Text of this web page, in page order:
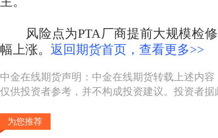
风险点为PTA厂商提前大规模检修
幅上涨。 返回期货首页，查看更多>>
中金在线期货声明：中金在线期货转载上述内
仅供投资者参考，并不构成投资建议。投资者
为您推荐